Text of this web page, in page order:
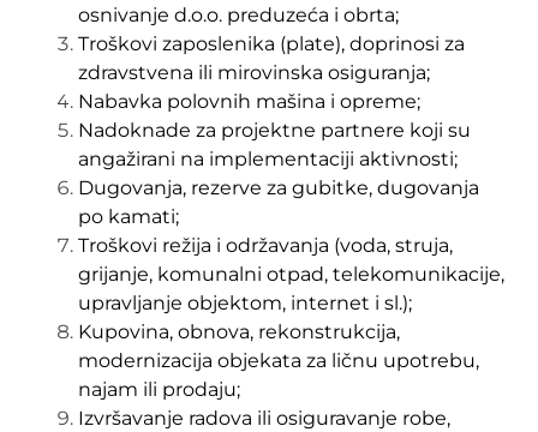
osnivanje d.o.o. preduzeća i obrta;
Troškovi zaposlenika (plate), doprinosi za
zdravstvena ili mirovinska osiguranja;
Nabavka polovnih mašina i opreme;
Nadoknade za projektne partnere koji su
angažirani na implementaciji aktivnosti;
Dugovanja, rezerve za gubitke, dugovanja
po kamati;
Troškovi režija i održavanja (voda, struja,
grijanje, komunalni otpad, telekomunikacije,
upravljanje objektom, internet i sl.);
Kupovina, obnova, rekonstrukcija,
modernizacija objekata za ličnu upotrebu,
najam ili prodaju;
Izvršavanje radova ili osiguravanje robe,